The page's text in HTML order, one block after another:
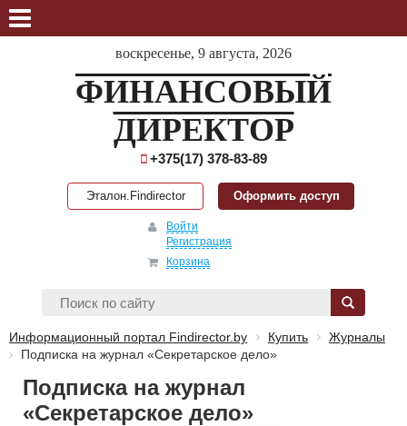
воскресенье, 9 августа, 2026
ФИНАНСОВЫЙ
ДИРЕКТОР
+375(17) 378-83-89
Эталон.Findirector Оформить доступ
Войти
Регистрация
Корзина
Информационный портал Findirector.by Купить
Журналы
Подписка на журнал «Секретарское дело»
Подписка на журнал
«Секретарское дело»